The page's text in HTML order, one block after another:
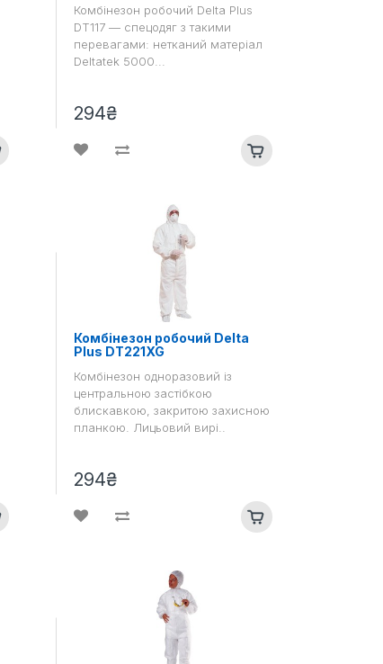
Комбінезон робочий Delta Plus
DT117 — спецодяг з такими
перевагами: нетканий матеріал
Deltatek 5000...
294₴
Комбінезон робочий Delta
Plus DT221XG
Комбінезон одноразовий із
центральною застібкою
блискавкою, закритою захисною
планкою. Лицьовий вирі..
294₴